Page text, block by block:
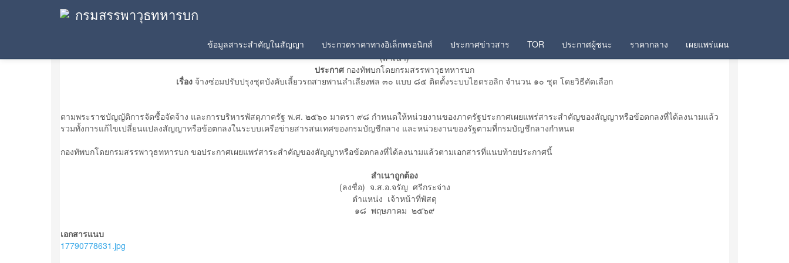
กรมสรรพาวุธทหารบก
ข้อมูลสาระสำคัญในสัญญา ประกวดราคาทางอิเล็กทรอนิกส์ ประกาศข่าวสาร TOR ประกาศผู้ชนะ ราคากลาง เผยแพร่แผน
ข้อมูลสาระสำคัญในสัญญา
(สำเนา)
ประกาศกองทัพบกโดยกรมสรรพาวุธทหารบก
เรื่อง จ้างซ่อมปรับปรุงชุดบังคับเลี้ยวรถสายพานลำเลียงพล ๓๐ แบบ ๘๕ ติดตั้งระบบไฮดรอลิก จำนวน ๑๐ ชุด โดยวิธีคัดเลือก
ตามพระราชบัญญัติการจัดซื้อจัดจ้าง และการบริหารพัสดุภาครัฐ พ.ศ. ๒๕๖๐ มาตรา ๙๘ กำหนดให้หน่วยงานของภาครัฐประกาศเผยแพร่สาระสำคัญของสัญญาหรือข้อตกลงที่ได้ลงนามแล้ว
รวมทั้งการแก้ไขเปลี่ยนแปลงสัญญาหรือข้อตกลงในระบบเครือข่ายสารสนเทศของกรมบัญชีกลาง และหน่วยงานของรัฐตามที่กรมบัญชีกลางกำหนด
กองทัพบกโดยกรมสรรพาวุธทหารบก ขอประกาศเผยแพร่สาระสำคัญของสัญญาหรือข้อตกลงที่ได้ลงนามแล้วตามเอกสารที่แนบท้ายประกาศนี้
สำเนาถูกต้อง
(ลงชื่อ) จ.ส.อ.จรัญ ศรีกระจ่าง
ตำแหน่ง เจ้าหน้าที่พัสดุ
๑๘ พฤษภาคม ๒๕๖๙
เอกสารแนบ
17790778631.jpg